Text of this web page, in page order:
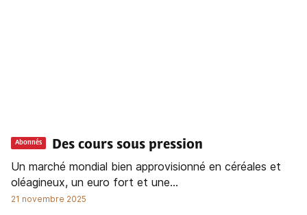
Abonnés
Des cours sous pression
Un marché mondial bien approvisionné en céréales et
oléagineux, un euro fort et une...
21 novembre 2025